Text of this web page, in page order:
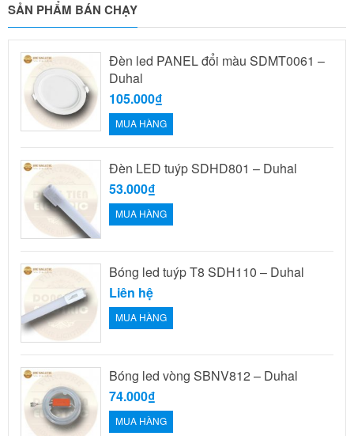
SẢN PHẨM BÁN CHẠY
Đèn led PANEL đổi màu SDMT0061 –
Duhal
105.000₫
MUA HÀNG
Đèn LED tuýp SDHD801 – Duhal
53.000₫
MUA HÀNG
Bóng led tuýp T8 SDH110 – Duhal
Liên hệ
MUA HÀNG
Bóng led vòng SBNV812 – Duhal
74.000₫
MUA HÀNG